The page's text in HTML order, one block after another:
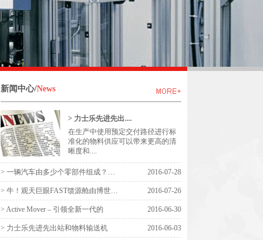
新闻中心/News
> 力士乐先进先出....
在生产中使用预定交付路径进行标
准化的物料供应可以带来更高的清
晰度和....
> 一辆汽车由多少个零部件组成？答案 2016-07-28
> 牛！观天巨眼FAST馈源舱由博世力士 2016-07-26
> Active Mover – 引领全新一代的 2016-06-30
> 力士乐先进先出站和物料输送机 2016-06-03